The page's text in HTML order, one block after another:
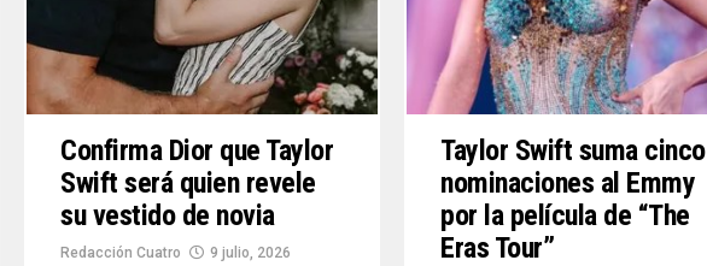
Confirma Dior que Taylor
Swift será quien revele
su vestido de novia
Redacción Cuatro 9 julio, 2026
Taylor Swift suma cinco
nominaciones al Emmy
por la película de “The
Eras Tour”